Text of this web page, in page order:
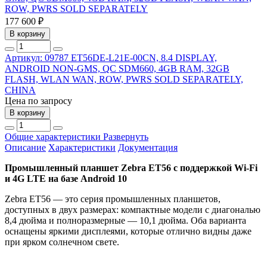
ROW, PWRS SOLD SEPARATELY
177 600 ₽
В корзину
Артикул: 09787 ET56DE-L21E-00CN, 8.4 DISPLAY,
ANDROID NON-GMS, QC SDM660, 4GB RAM, 32GB
FLASH, WLAN WAN, ROW, PWRS SOLD SEPARATELY,
CHINA
Цена по запросу
В корзину
Общие характеристики Развернуть
Описание Характеристики Документация
Промышленный планшет Zebra ET56 с поддержкой Wi-Fi
и 4G LTE на базе Android 10
Zebra ET56 — это серия промышленных планшетов,
доступных в двух размерах: компактные модели с диагональю
8,4 дюйма и полноразмерные — 10,1 дюйма. Оба варианта
оснащены яркими дисплеями, которые отлично видны даже
при ярком солнечном свете.